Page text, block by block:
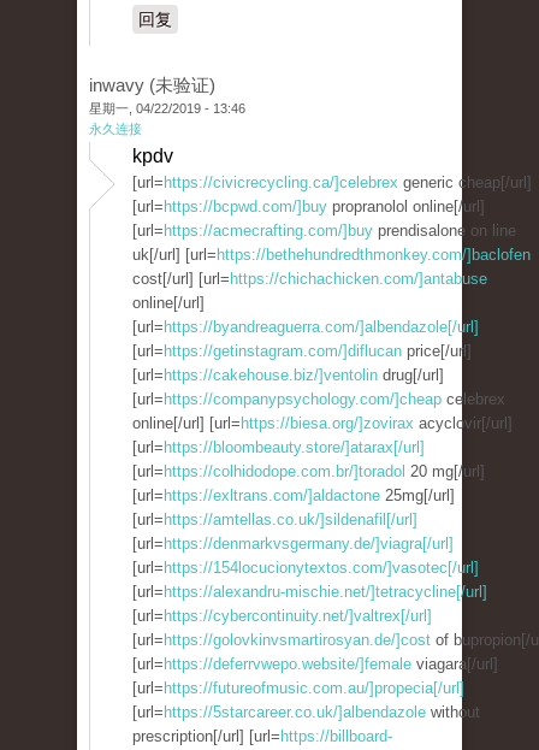
回复
inwavy (未验证)
星期一, 04/22/2019 - 13:46
永久连接
kpdv
[url= https://civicrecycling.ca/]celebrex generic cheap[/url]
[url= https://bcpwd.com/]buy propranolol online[/url]
[url= https://acmecrafting.com/]buy prendisalone on line
uk[/url] [url= https://bethehundredthmonkey.com/]baclofen
cost[/url] [url= https://chichachicken.com/]antabuse
online[/url]
[url= https://byandreaguerra.com/]albendazole[/url]
[url= https://getinstagram.com/]diflucan price[/url]
[url= https://cakehouse.biz/]ventolin drug[/url]
[url= https://companypsychology.com/]cheap celebrex
online[/url] [url= https://biesa.org/]zovirax acyclovir[/url]
[url= https://bloombeauty.store/]atarax[/url]
[url= https://colhidodope.com.br/]toradol 20 mg[/url]
[url= https://exltrans.com/]aldactone 25mg[/url]
[url= https://amtellas.co.uk/]sildenafil[/url]
[url= https://denmarkvsgermany.de/]viagra[/url]
[url= https://154locucionytextos.com/]vasotec[/url]
[url= https://alexandru-mischie.net/]tetracycline[/url]
[url= https://cybercontinuity.net/]valtrex[/url]
[url= https://golovkinvsmartirosyan.de/]cost of bupropion[/
[url= https://deferrvwepo.website/]female viagara[/url]
[url= https://futureofmusic.com.au/]propecia[/url]
[url= https://5starcareer.co.uk/]albendazole without
prescription[/url] [url= https://billboard-